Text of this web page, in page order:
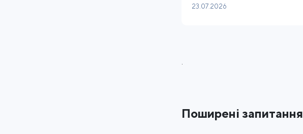
23.07.2026
Поширені запитання